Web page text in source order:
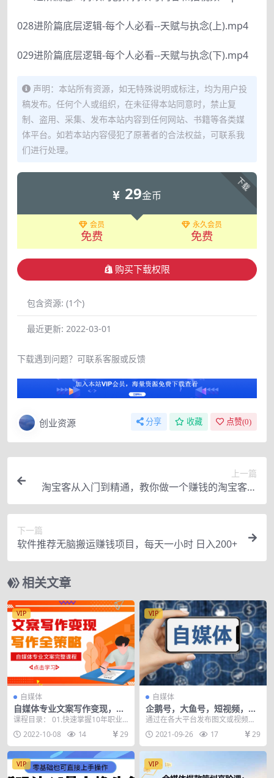
028进阶篇底层逻辑-每个人必看--天赋与执念(上).mp4
029进阶篇底层逻辑-每个人必看--天赋与执念(下).mp4
声明：本站所有资源，如无特殊说明或标注，均为用户投
稿发布。任何个人或组织，在未征得本站同意时，禁止复
制、盗用、采集、发布本站内容到任何网站、书籍等各类媒
体平台。如若本站内容侵犯了原著者的合法权益，可联系我
们进行处理。
下载
29金币
会员
免费
永久会员
免费
购买下载权限
包含资源: (1个)
最近更新: 2022-03-01
下载遇到问题？可联系客服或反馈
创业资源 分享 收藏 点赞(0)
上一篇
淘宝客从入门到精通，教你做一个赚钱的淘宝客，
从0到月入过万
下一篇
软件推荐无脑搬运赚钱项目，每天一小时 日入200+
相关文章
VIP
自媒体
自媒体专业文案写作变现，月
入10W+写作策略，教你从零
开始学写作
课程目录： 01.快速掌握10年职业
文案人的私家绝活【完结】 02.如何
利用下班...
2022-10-08 14 29
VIP
自媒体
企鹅号，大鱼号，短视频，淘
客，头条自媒体全系训练营
通过在各大平台发布图文或视频的
方式，赚钱平台收益和奖金，并通
过粉丝积累，最终打造...
2021-09-26 17 29
VIP VIP